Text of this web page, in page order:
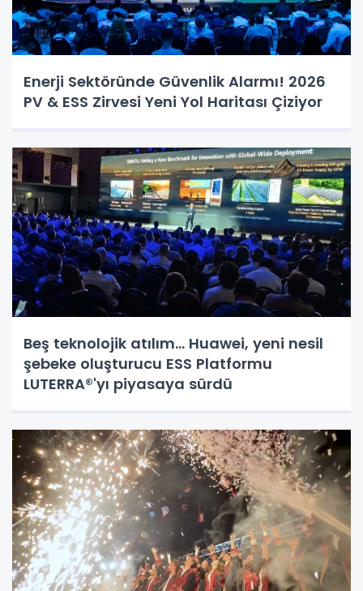
Enerji Sektöründe Güvenlik Alarmı! 2026
PV & ESS Zirvesi Yeni Yol Haritası Çiziyor
Beş teknolojik atılım... Huawei, yeni nesil
şebeke oluşturucu ESS Platformu
LUTERRA®'yı piyasaya sürdü